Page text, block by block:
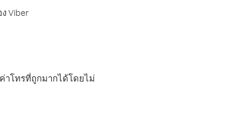
Viber
าโทรที่ถูกมากได้โดยไม่